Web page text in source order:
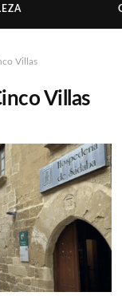
Villas
Villas